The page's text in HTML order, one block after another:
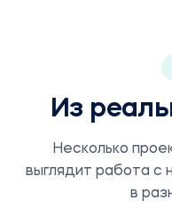
Из
Несколько
выглядит работа с
в